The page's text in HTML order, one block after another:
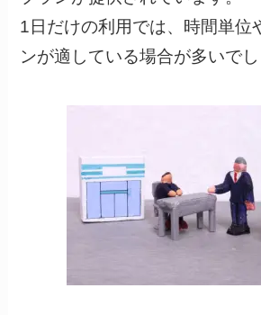
1日だけの利用では、時間単位
ンが適している場合が多いでし